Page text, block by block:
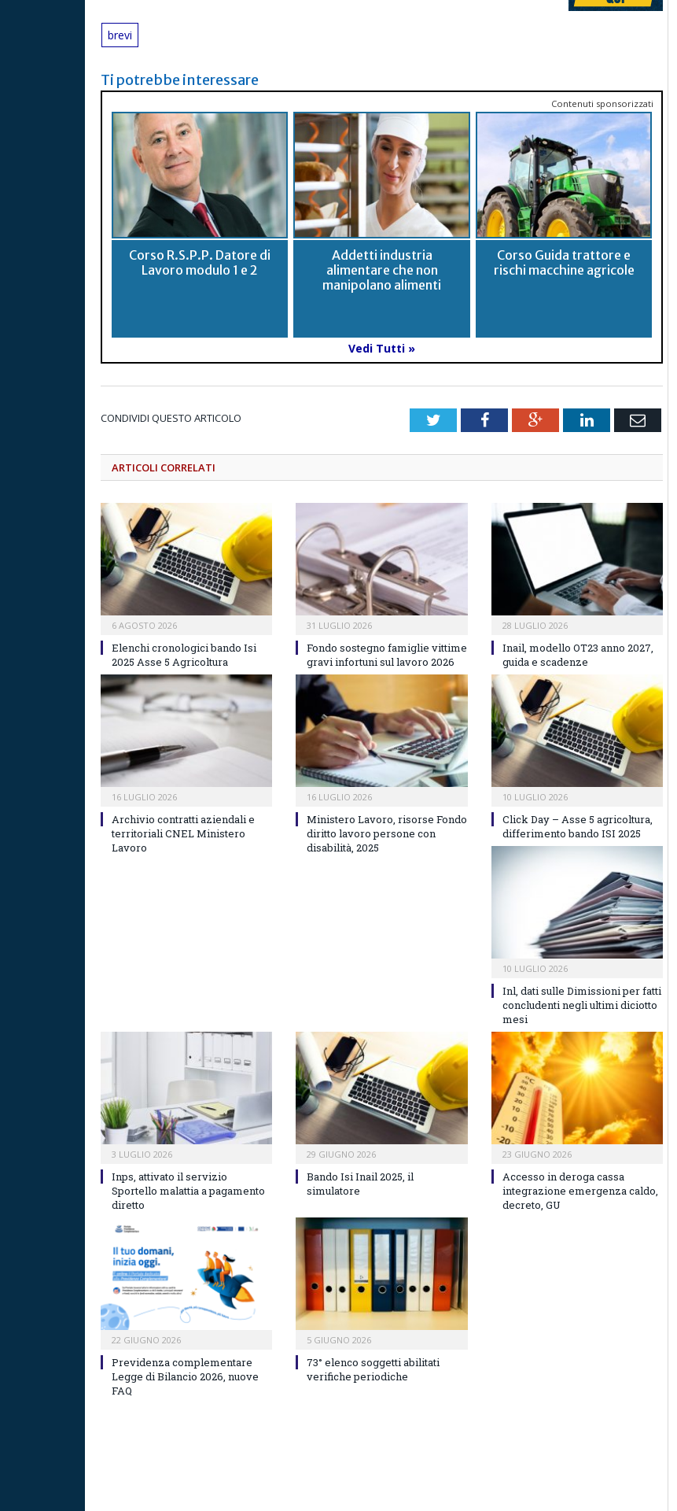
brevi
Ti potrebbe interessare
Contenuti sponsorizzati
Corso R.S.P.P. Datore di
Lavoro modulo 1 e 2
Addetti industria
alimentare che non
manipolano alimenti
Corso Guida trattore e
rischi macchine agricole
Vedi Tutti »
CONDIVIDI QUESTO ARTICOLO TwitterFacebookGoogle+LinkedInEmail
ARTICOLI CORRELATI
6 AGOSTO 2026
Elenchi cronologici bando Isi
2025 Asse 5 Agricoltura
31 LUGLIO 2026
Fondo sostegno famiglie vittime
gravi infortuni sul lavoro 2026
28 LUGLIO 2026
Inail, modello OT23 anno 2027,
guida e scadenze
16 LUGLIO 2026
Archivio contratti aziendali e
territoriali CNEL Ministero
Lavoro
16 LUGLIO 2026
Ministero Lavoro, risorse Fondo
diritto lavoro persone con
disabilità, 2025
10 LUGLIO 2026
Click Day – Asse 5 agricoltura,
differimento bando ISI 2025
10 LUGLIO 2026
Inl, dati sulle Dimissioni per fatti
concludenti negli ultimi diciotto
mesi
3 LUGLIO 2026
Inps, attivato il servizio
Sportello malattia a pagamento
diretto
29 GIUGNO 2026
Bando Isi Inail 2025, il
simulatore
23 GIUGNO 2026
Accesso in deroga cassa
integrazione emergenza caldo,
decreto, GU
22 GIUGNO 2026
Previdenza complementare
Legge di Bilancio 2026, nuove
FAQ
5 GIUGNO 2026
73° elenco soggetti abilitati
verifiche periodiche